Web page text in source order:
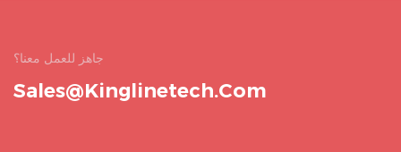
جاهز للعمل معنا؟
Sales@kinglinetech.com